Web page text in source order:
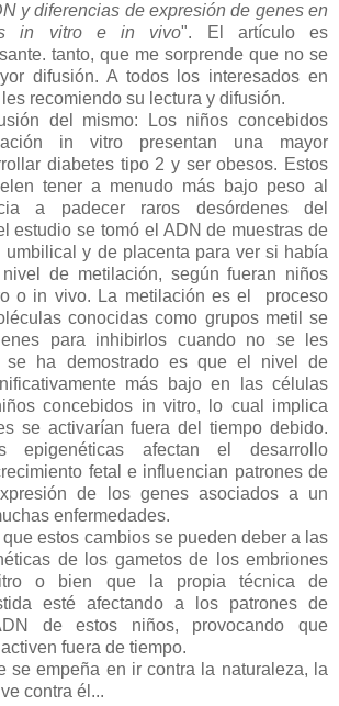
y diferencias de expresión de genes en
in vitro e in vivo". El artículo es
tanto, que me sorprende que no se
difusión. A todos los interesados en
recomiendo su lectura y difusión.
del mismo: Los niños concebidos
in vitro presentan una mayor
diabetes tipo 2 y ser obesos. Estos
tener a menudo más bajo peso al
a padecer raros desórdenes del
estudio se tomó el ADN de muestras de
umbilical y de placenta para ver si había
de metilación, según fueran niños
o in vivo. La metilación es el proceso
conocidas como grupos metil se
para inhibirlos cuando no se les
se ha demostrado es que el nivel de
más bajo en las células
concebidos in vitro, lo cual implica
se activarían fuera del tiempo debido.
epigenéticas afectan el desarrollo
fetal e influencian patrones de
de los genes asociados a un
enfermedades.
estos cambios se pueden deber a las
de los gametos de los embriones
o bien que la propia técnica de
esté afectando a los patrones de
de estos niños, provocando que
fuera de tiempo.
se empeña en ir contra la naturaleza, la
contra él...